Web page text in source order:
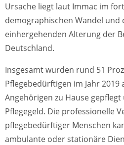
Ursache liegt laut Immac im
demographischen Wandel und
einhergehenden Alterung der
Deutschland.
Insgesamt wurden rund 51
Pflegebedürftigen im Jahr 2019
Angehörigen zu Hause
Pflegegeld. Die professionelle
pflegebedürftiger Menschen
ambulante oder stationäre